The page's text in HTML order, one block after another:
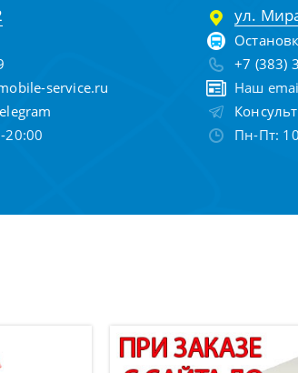
service.ru
20:00
ул.
+7 (383)
Наш
Пн-Пт: